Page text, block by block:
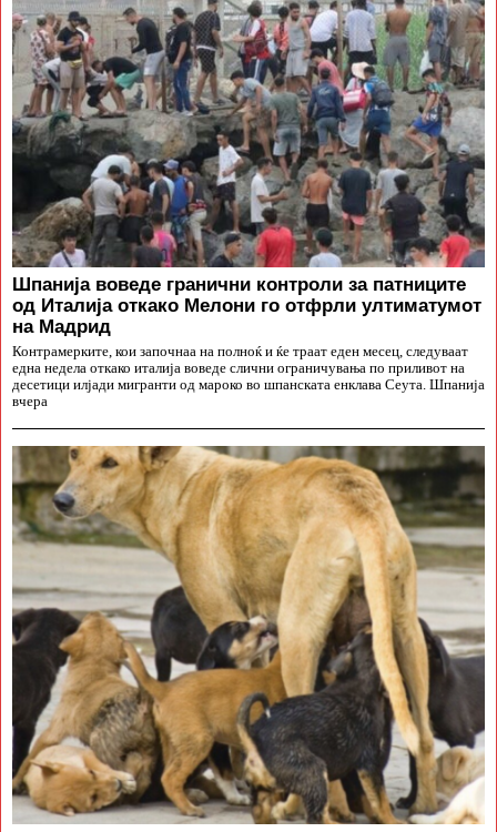
Шпанија воведе гранични контроли за патниците
од Италија откако Мелони го отфрли ултиматумот
на Мадрид
Контрамерките, кои започнаа на полноќ и ќе траат еден месец, следуваат
една недела откако италија воведе слични ограничувања по приливот на
десетици илјади мигранти од мароко во шпанската енклава Сеута. Шпанија
вчера